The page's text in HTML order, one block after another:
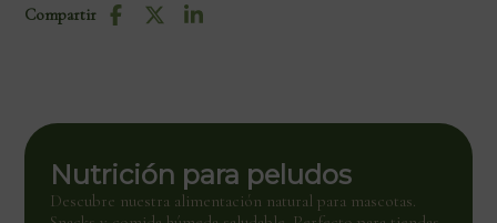
Compartir
Nutrición para peludos
Descubre nuestra alimentación natural para mascotas.